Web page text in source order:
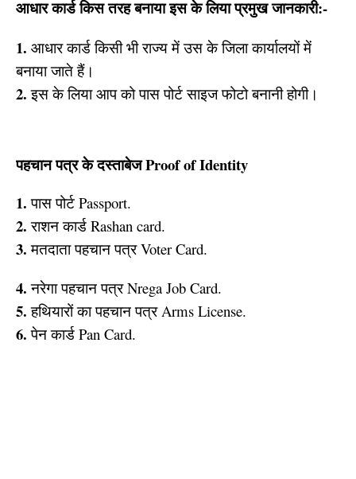
आधार कार्ड किस तरह बनाया इस के लिया प्रमुख जानकारी:-
1. आधार कार्ड किसी भी राज्य में उस के जिला कार्यालयों में
बनाया जाते हैं।
2. इस के लिया आप को पास पोर्ट साइज फोटो बनानी होगी।
पहचानपत्रकेदस्ताबेज Proof of Identity
1. पास पोर्ट Passport.
2. राशन कार्ड Rashan card.
3. मतदाता पहचान पत्र Voter Card.
4. नरेगा पहचान पत्र Nrega Job Card.
5. हथियारों का पहचान पत्र Arms License.
6. पेन कार्ड Pan Card.